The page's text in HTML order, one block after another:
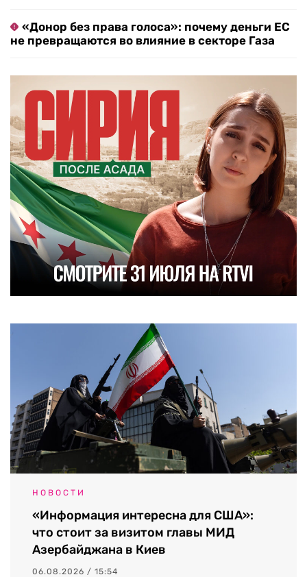
«Донор без права голоса»: почему деньги ЕС
не превращаются во влияние в секторе Газа
НОВОСТИ
«Информация интересна для США»:
что стоит за визитом главы МИД
Азербайджана в Киев
06.08.2026 / 15:54